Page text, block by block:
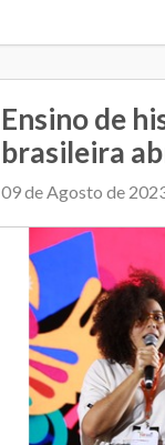
Plano Municipal
Relacionamento
Ensino de
brasileira
09 de Agosto de